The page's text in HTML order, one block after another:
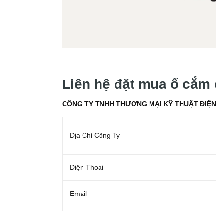
Liên hệ đặt mua ổ cắm
CÔNG TY TNHH THƯƠNG MẠI KỸ THUẬT
Địa Chỉ Công Ty
Điện Thoại
Email